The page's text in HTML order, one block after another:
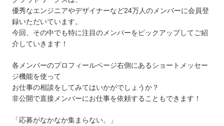
優秀なエンジニアやデザイナーなど24万人のメンバーに会員登
録いただいています。
今回、その中でも特に注目のメンバーをピックアップしてご紹
介していきます！
各メンバーのプロフィールページ右側にあるショートメッセー
ジ機能を使って
お仕事の相談をしてみてはいかがでしょうか？
非公開で直接メンバーにお仕事を依頼することもできます！
「応募がなかなか集まらない。」